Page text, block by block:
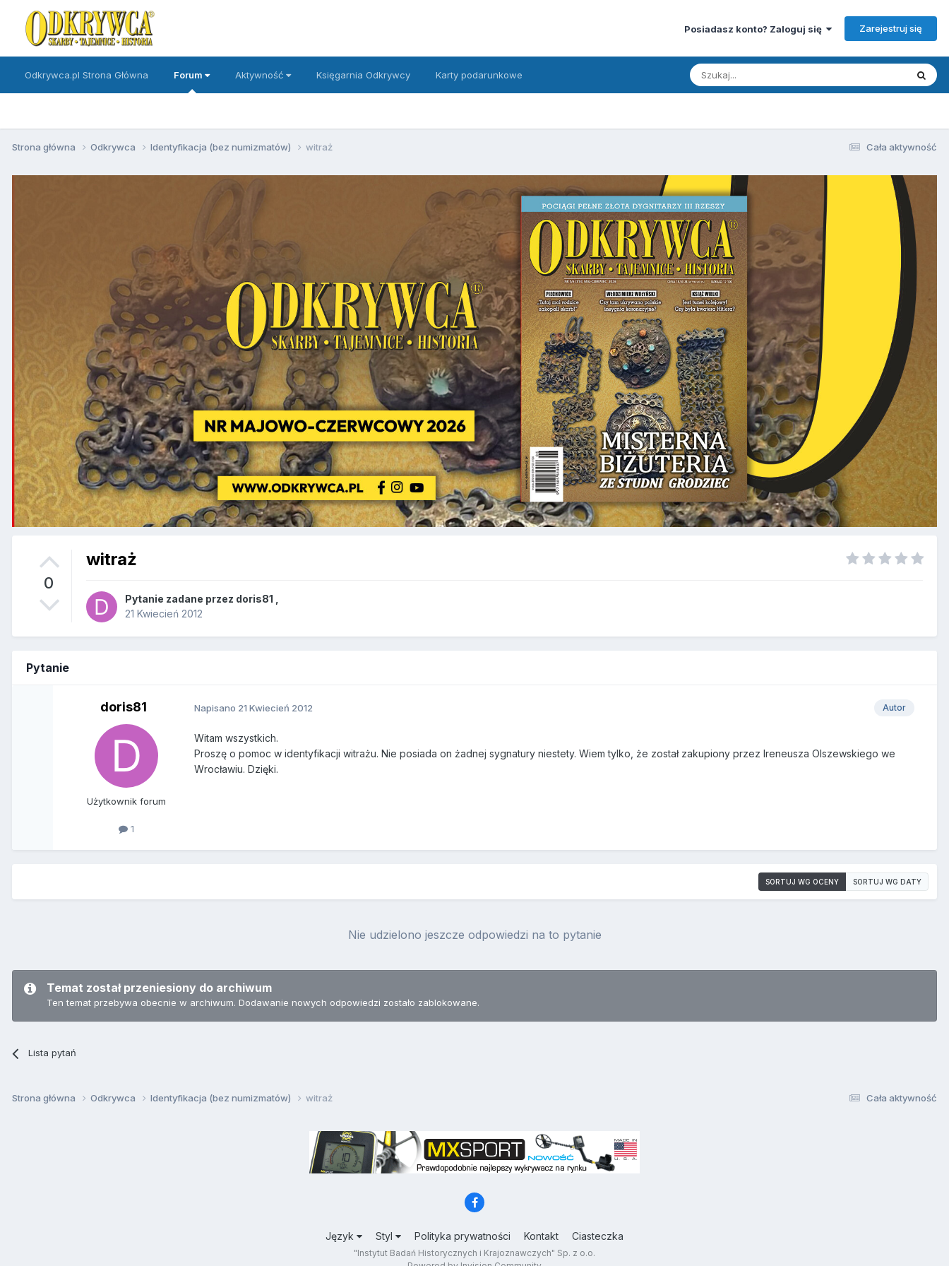
Posiadasz konto? Zaloguj się Zarejestruj się
Odkrywca.pl Strona Główna Forum Aktywność Księgarnia Odkrywcy Karty podarunkowe
Cała aktywność
Strona główna Odkrywca Identyfikacja (bez numizmatów) witraż
0
witraż
Pytanie zadane przez doris81
21 Kwiecień 2012
Pytanie
doris81
Użytkownik forum
1
Autor
Napisano 21 Kwiecień 2012
Witam wszystkich.
Proszę o pomoc w identyfikacji witrażu. Nie posiada on żadnej sygnatury niestety. Wiem tylko, że został zakupiony przez Ireneusza Olszewskiego we
Wrocławiu. Dzięki.
SORTUJ WG OCENY SORTUJ WG DATY
Nie udzielono jeszcze odpowiedzi na to pytanie
Temat został przeniesiony do archiwum
Ten temat przebywa obecnie w archiwum. Dodawanie nowych odpowiedzi zostało zablokowane.
Lista pytań
Cała aktywność
Strona główna Odkrywca Identyfikacja (bez numizmatów) witraż
Język Styl Polityka prywatności Kontakt Ciasteczka
"Instytut Badań Historycznych i Krajoznawczych" Sp. z o.o.